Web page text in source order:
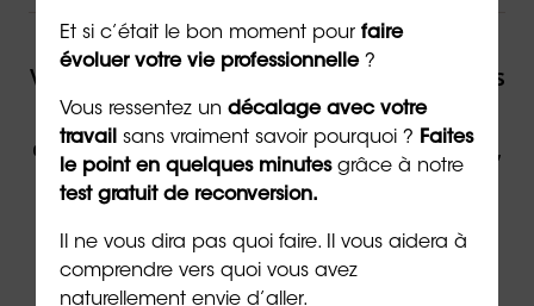
Vous souhaitez être accompagné(e) dans
votre reconversion ou dans votre
évolution professionnelle par un expert,
contactez ORIENTACTION.
Contacter un(e) conseiller(ère)
Et si c’était le bon moment pour faire
évoluer votre vie professionnelle?
Vous ressentez un décalage avec votre
travail sans vraiment savoir pourquoi ? Faites
le point en quelques minutesgrâce à notre
test gratuit de reconversion.
Il ne vous dira pas quoi faire. Il vous aidera à
comprendre vers quoi vous avez
naturellement envie d’aller.